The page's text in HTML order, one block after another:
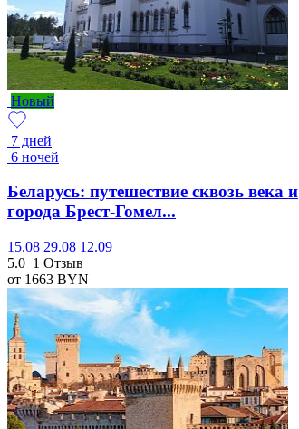
Новый
7 дней
6 ночей
Беларусь: путешествие сквозь века и
города Брест-Гомел...
15.08 29.08 12.09
5.0 1 Отзыв
от 1663 BYN